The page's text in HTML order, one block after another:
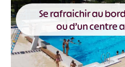
Se rafraichir au
ou d’un centre